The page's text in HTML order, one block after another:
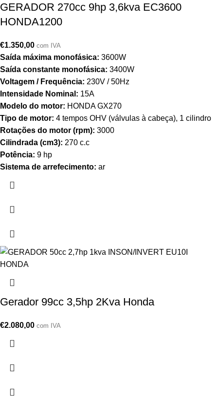
GERADOR 270cc 9hp 3,6kva EC3600
HONDA1200
€1.350,00 com IVA
Saída máxima monofásica: 3600W
Saída constante monofásica: 3400W
Voltagem / Frequência: 230V / 50Hz
Intensidade Nominal: 15A
Modelo do motor: HONDA GX270
Tipo de motor: 4 tempos OHV (válvulas à cabeça), 1 cilindro
Rotações do motor (rpm): 3000
Cilindrada (cm3): 270 c.c
Potência: 9 hp
Sistema de arrefecimento: ar
Gerador 99cc 3,5hp 2Kva Honda
€2.080,00 com IVA